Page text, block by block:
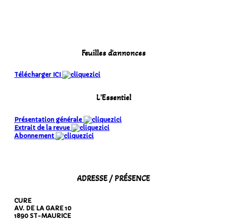
Feuilles d'annonces
Télécharger ICI
L'Essentiel
Présentation générale
Extrait de la revue
Abonnement
ADRESSE / PRÉSENCE
CURE
AV. DE LA GARE 10
1890 ST-MAURICE